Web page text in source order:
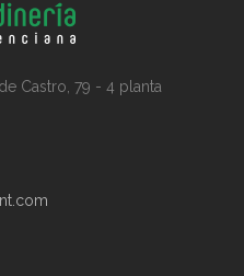
Castro, 79 - 4 planta